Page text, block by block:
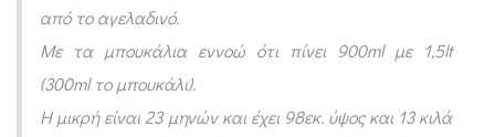
από το αγελαδινό.
Με τα μπουκάλια εννοώ ότι πίνει 900ml με 1,5lt
(300ml το μπουκάλι).
Η μικρή είναι 23 μηνών και έχει 98εκ. ύψος και 13 κιλά